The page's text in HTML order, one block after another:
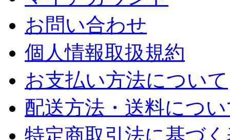
お問い合わせ
個人情報取扱規約
お支払い方法について
配送方法・送料につ
特定商取引法に基づ